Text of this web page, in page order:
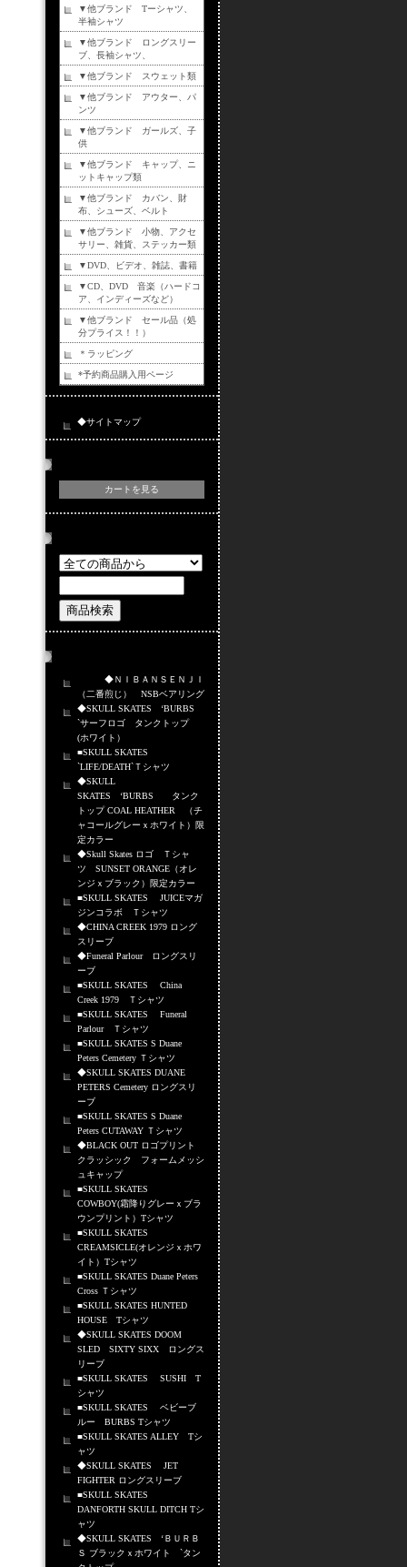
▼他ブランド Tーシャツ、
半袖シャツ
▼他ブランド ロングスリー
ブ、長袖シャツ、
▼他ブランド スウェット類
▼他ブランド アウター、パ
ンツ
▼他ブランド ガールズ、子
供
▼他ブランド キャップ、ニ
ットキャップ類
▼他ブランド カバン、財
布、シューズ、ベルト
▼他ブランド 小物、アクセ
サリー、雑貨、ステッカー類
▼DVD、ビデオ、雑誌、書籍
▼CD、DVD 音楽（ハードコ
ア、インディーズなど）
▼他ブランド セール品（処
分プライス！！）
＊ラッピング
*予約商品購入用ページ
◆サイトマップ
カートを見る
◆ＮＩＢＡＮＳＥＮＪＩ
（二番煎じ） NSBベアリング
◆SKULL SKATES ‘BURBS
`サーフロゴ タンクトップ
(ホワイト）
■SKULL SKATES
`LIFE/DEATH`Ｔシャツ
◆SKULL
SKATES ‘BURBS タンク
トップ COAL HEATHER （チ
ャコールグレーｘホワイト）限
定カラー
◆Skull Skates ロゴ Ｔシャ
ツ SUNSET ORANGE（オレ
ンジｘブラック）限定カラー
■SKULL SKATES JUICEマガ
ジンコラボ Ｔシャツ
◆CHINA CREEK 1979 ロング
スリーブ
◆Funeral Parlour ロングスリ
ーブ
■SKULL SKATES China
Creek 1979 Ｔシャツ
■SKULL SKATES Funeral
Parlour Ｔシャツ
■SKULL SKATES S Duane
Peters Cemetery Ｔシャツ
◆SKULL SKATES DUANE
PETERS Cemetery ロングスリ
ーブ
■SKULL SKATES S Duane
Peters CUTAWAY Ｔシャツ
◆BLACK OUT ロゴプリント
クラッシック フォームメッシ
ュキャップ
■SKULL SKATES
COWBOY(霜降りグレーｘブラ
ウンプリント）Tシャツ
■SKULL SKATES
CREAMSICLE(オレンジｘホワ
イト）Tシャツ
■SKULL SKATES Duane Peters
Cross Ｔシャツ
■SKULL SKATES HUNTED
HOUSE Tシャツ
◆SKULL SKATES DOOM
SLED SIXTY SIXX ロングス
リーブ
■SKULL SKATES SUSHI T
シャツ
■SKULL SKATES ベビーブ
ルー BURBS Tシャツ
■SKULL SKATES ALLEY Tシ
ャツ
◆SKULL SKATES JET
FIGHTER ロングスリーブ
■SKULL SKATES
DANFORTH SKULL DITCH Tシ
ャツ
◆SKULL SKATES ‘ＢＵＲＢ
Ｓ ブラックｘホワイト `タン